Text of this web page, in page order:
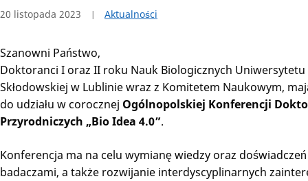
20 listopada 2023 Aktualności
Szanowni Państwo,
Doktoranci I oraz II roku Nauk Biologicznych
Skłodowskiej w Lublinie wraz z Komitetem Naukowym,
do udziału w corocznej Ogólnopolskiej Konferencji
Przyrodniczych „Bio Idea 4.0”.
Konferencja ma na celu wymianę wiedzy oraz
badaczami, a także rozwijanie interdyscyplinarnych